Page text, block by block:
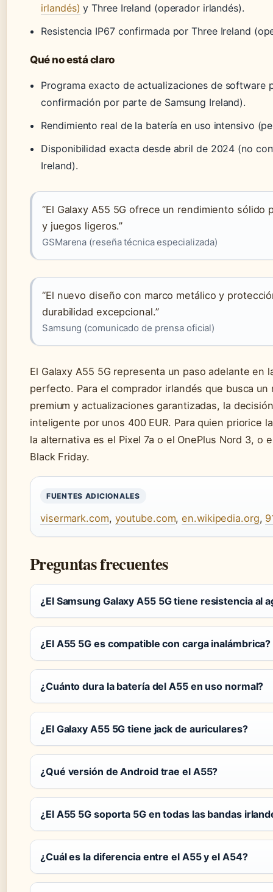
irlandés) y Three Ireland (operador irlandés).
Resistencia IP67 confirmada por Three Ireland
Qué no está claro
Programa exacto de actualizaciones de software
confirmación por parte de Samsung Ireland).
Rendimiento real de la batería en uso intensivo
Disponibilidad exacta desde abril de 2024 (no
Ireland).
“El Galaxy A55 5G ofrece un rendimiento sólido
y juegos ligeros.”
GSMarena (reseña técnica especializada)
“El nuevo diseño con marco metálico y
durabilidad excepcional.”
Samsung (comunicado de prensa oficial)
El Galaxy A55 5G representa un paso adelante en
perfecto. Para el comprador irlandés que busca
premium y actualizaciones garantizadas, la
inteligente por unos 400 EUR. Para quien priorice
la alternativa es el Pixel 7a o el OnePlus Nord 3, o
Black Friday.
FUENTES ADICIONALES
visermark.com, youtube.com,en.wikipedia.org,
Preguntas frecuentes
¿El Samsung Galaxy A55 5G tiene resistencia al
¿El A55 5G es compatible con carga inalámbrica?
¿Cuánto dura la batería del A55 en uso normal?
¿El Galaxy A55 5G tiene jack de auriculares?
¿Qué versión de Android trae el A55?
¿El A55 5G soporta 5G en todas las bandas
¿Cuál es la diferencia entre el A55 y el A54?